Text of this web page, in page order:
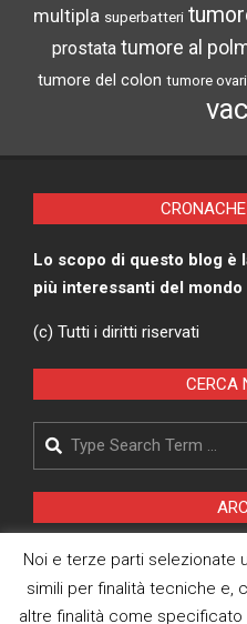
multipla superbatteri
prostata tumore al
tumore del colon tumore
Lo scopo di questo blog è
più interessanti del
(c) Tutti i diritti riservati
CERCA
Search
Archivi
Pagina
Noi e terze parti selezionate
simili per finalità tecniche e,
altre finalità come specificato